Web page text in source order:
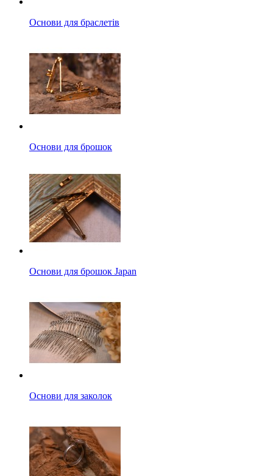
Основи для браслетів
Основи для брошок
Основи для брошок Japan
Основи для заколок